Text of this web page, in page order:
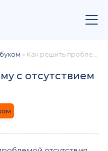
» Как решить проблему с отсутствием звука на ноутбуке?
с отсутствием